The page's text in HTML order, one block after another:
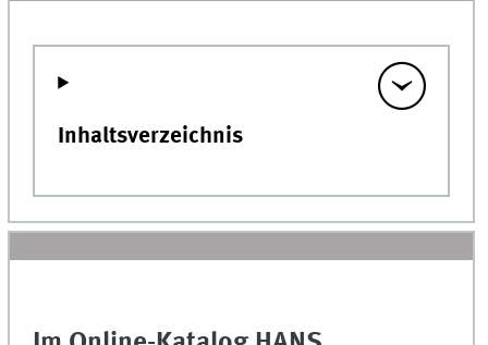
Inhaltsverzeichnis